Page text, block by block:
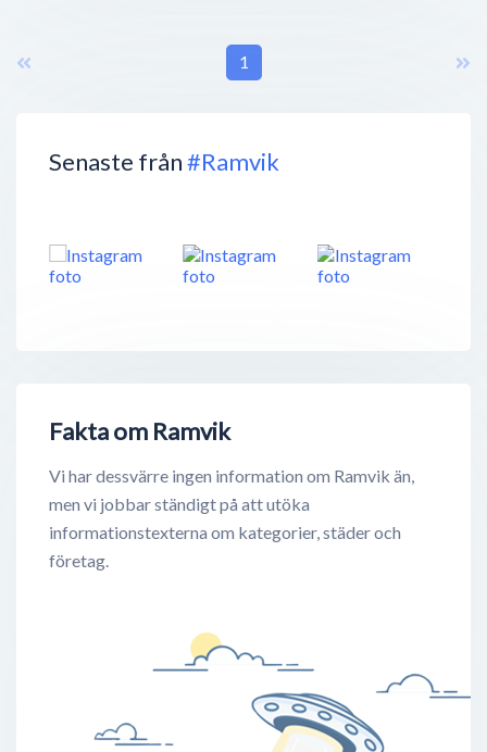
Senaste från#Ramvik
Fakta om Ramvik
Vi har dessvärre ingen information om Ramvik än,
men vi jobbar ständigt på att utöka
informationstexterna om kategorier, städer och
företag.
1